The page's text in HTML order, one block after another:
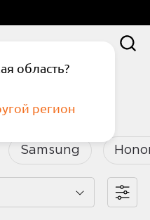
область?
регион
Samsung